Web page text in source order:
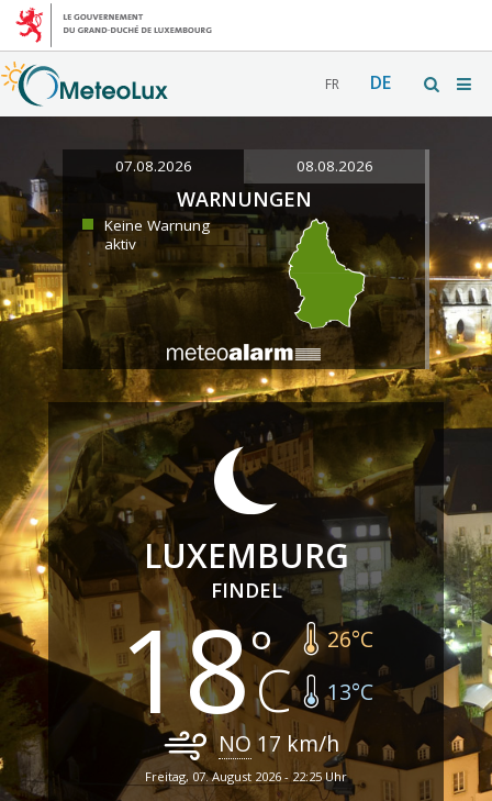
FR DE
07.08.2026 08.08.2026
WARNUNGEN
Keine Warnung
aktiv
LUXEMBURG
FINDEL
18 26°C
13°C
NO 17 km/h
Freitag, 07. August 2026 - 22:25 Uhr